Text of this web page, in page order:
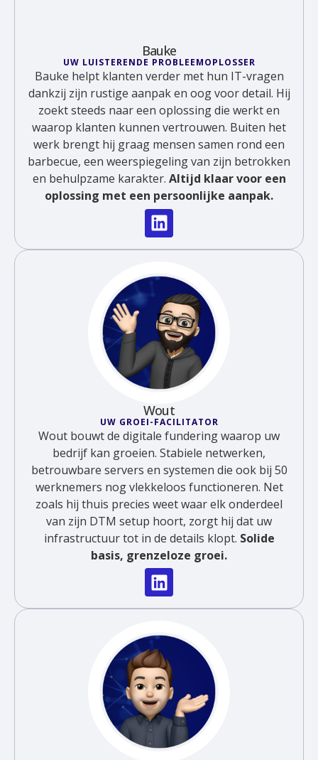
Bauke
UW LUISTERENDE PROBLEEMOPLOSSER
Bauke helpt klanten verder met hun IT-vragen
dankzij zijn rustige aanpak en oog voor detail. Hij
zoekt steeds naar een oplossing die werkt en
waarop klanten kunnen vertrouwen. Buiten het
werk brengt hij graag mensen samen rond een
barbecue, een weerspiegeling van zijn betrokken
en behulpzame karakter. Altijd klaar voor een
oplossing met een persoonlijke aanpak.
Wout
UW GROEI-FACILITATOR
Wout bouwt de digitale fundering waarop uw
bedrijf kan groeien. Stabiele netwerken,
betrouwbare servers en systemen die ook bij 50
werknemers nog vlekkeloos functioneren. Net
zoals hij thuis precies weet waar elk onderdeel
van zijn DTM setup hoort, zorgt hij dat uw
infrastructuur tot in de details klopt. Solide
basis, grenzeloze groei.